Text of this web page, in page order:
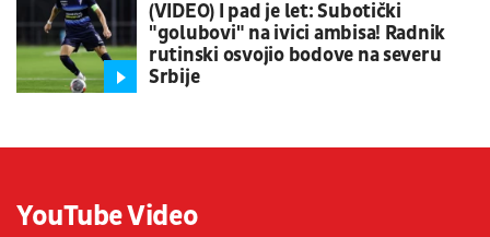
(VIDEO) I pad je let: Subotički
"golubovi" na ivici ambisa! Radnik
rutinski osvojio bodove na severu
Srbije
YouTube Video